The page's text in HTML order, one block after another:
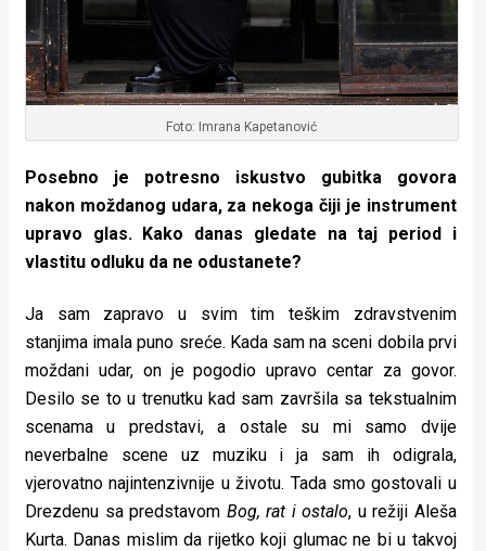
Foto: Imrana Kapetanović
Posebno je potresno iskustvo gubitka govora
nakon moždanog udara, za nekoga čiji je instrument
upravo glas. Kako danas gledate na taj period i
vlastitu odluku da ne odustanete?
Ja sam zapravo u svim tim teškim zdravstvenim
stanjima imala puno sreće. Kada sam na sceni dobila prvi
moždani udar, on je pogodio upravo centar za govor.
Desilo se to u trenutku kad sam završila sa tekstualnim
scenama u predstavi, a ostale su mi samo dvije
neverbalne scene uz muziku i ja sam ih odigrala,
vjerovatno najintenzivnije u životu. Tada smo gostovali u
Drezdenu sa predstavom Bog, rat i ostalo, u režiji Aleša
Kurta. Danas mislim da rijetko koji glumac ne bi u takvoj